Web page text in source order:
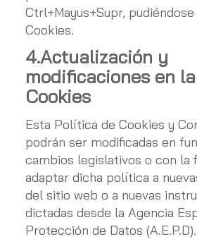
Ctrl+Mayus+Supr,
Cookies.
4.Actualización y
modificaciones en
Cookies
Esta Política de Cookies y
podrán ser modificadas en
cambios legislativos o con la
adaptar dicha política a
del sitio web o a nuevas
dictadas desde la Agencia
Protección de Datos (A.E.P.D).